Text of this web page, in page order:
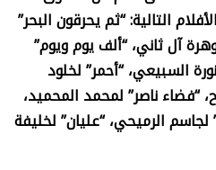
التالية: “ثم يحرقون البحر”
آل ثاني، “ألف يوم ويوم”
السبيعي، “أحمر” لخلود
“فضاء ناصر” لمحمد المحميد،
لجاسم الرميحي، “عليان” لخليفة